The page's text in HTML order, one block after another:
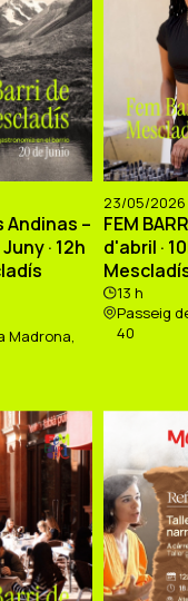
Andinas –
· 12h
Madrona,
23/05/2026
FEM
d'abril ·
13 h
Passeig
40